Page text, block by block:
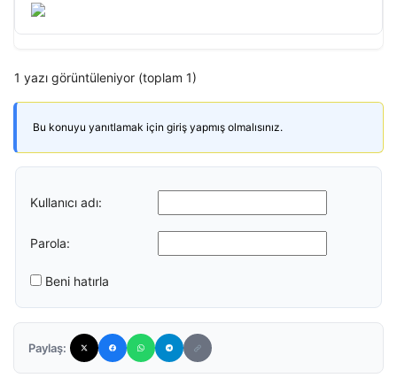
1 yazı görüntüleniyor (toplam 1)
Bu konuyu yanıtlamak için giriş yapmış olmalısınız.
Kullanıcı adı:
Parola:
Beni hatırla
Paylaş: